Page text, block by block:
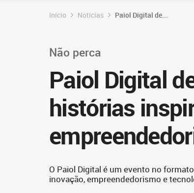
Início Notícias Paiol Digital de...
Não perca
Paiol Digital
histórias
O Paiol Digital é um evento no
inovação, empreendedorismo e